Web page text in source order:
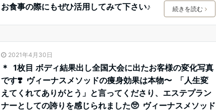
お食事の際にもぜひ活用してみて下さい♪
続きを読む
2021年4月30日
＊ 1枚目 ボディ結果出し全国大会に出たお客様の変化写真
です❣️ ヴィーナスメソッドの痩身効果は本物〜️ 「人生変
えてくれてありがとう」と言ってくださり、エステプラン
ナーとしての誇りを感じられました🥺 ヴィーナスメソッド